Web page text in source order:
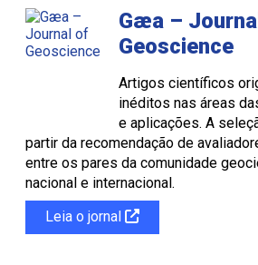
Gæa –
Geoscience
Artigos científicos
inéditos nas áreas
e aplicações. A
partir da recomendação de
entre os pares da comunidade
nacional e internacional.
Leia o jornal